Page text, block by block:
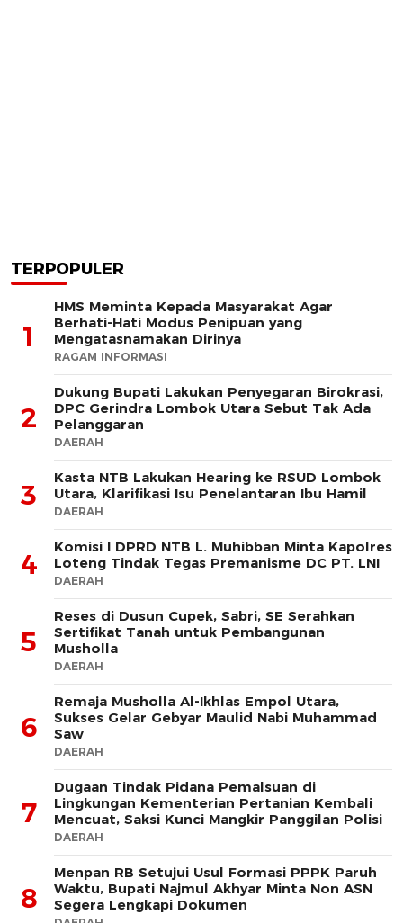
TERPOPULER
1
HMS Meminta Kepada Masyarakat Agar
Berhati-Hati Modus Penipuan yang
Mengatasnamakan Dirinya
RAGAM INFORMASI
2
Dukung Bupati Lakukan Penyegaran Birokrasi,
DPC Gerindra Lombok Utara Sebut Tak Ada
Pelanggaran
DAERAH
3
Kasta NTB Lakukan Hearing ke RSUD Lombok
Utara, Klarifikasi Isu Penelantaran Ibu Hamil
DAERAH
4
Komisi I DPRD NTB L. Muhibban Minta Kapolres
Loteng Tindak Tegas Premanisme DC PT. LNI
DAERAH
5
Reses di Dusun Cupek, Sabri, SE Serahkan
Sertifikat Tanah untuk Pembangunan
Musholla
DAERAH
6
Remaja Musholla Al-Ikhlas Empol Utara,
Sukses Gelar Gebyar Maulid Nabi Muhammad
Saw
DAERAH
7
Dugaan Tindak Pidana Pemalsuan di
Lingkungan Kementerian Pertanian Kembali
Mencuat, Saksi Kunci Mangkir Panggilan Polisi
DAERAH
8
Menpan RB Setujui Usul Formasi PPPK Paruh
Waktu, Bupati Najmul Akhyar Minta Non ASN
Segera Lengkapi Dokumen